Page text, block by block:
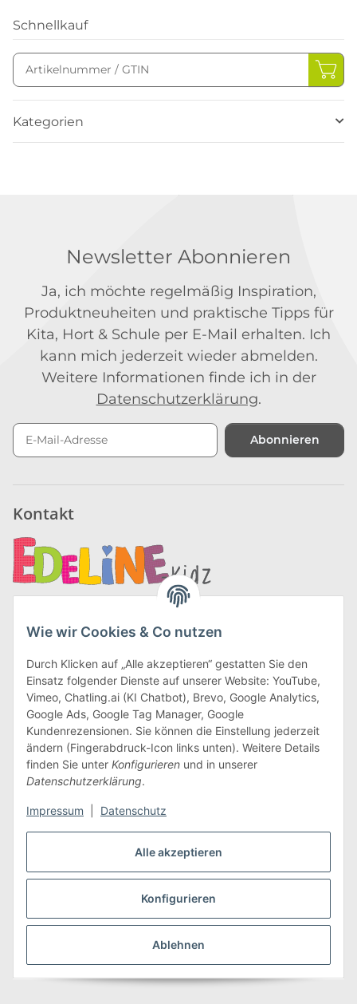
Alle akzeptieren
Konfigurieren
Ablehnen
Wie wir Cookies & Co nutzen
Durch Klicken auf „Alle akzeptieren“ gestatten Sie den
Einsatz folgender Dienste auf unserer Website: YouTube,
Vimeo, Chatling.ai (KI Chatbot), Brevo, Google Analytics,
Google Ads, Google Tag Manager, Google
Kundenrezensionen. Sie können die Einstellung jederzeit
ändern (Fingerabdruck-Icon links unten). Weitere Details
finden Sie unter Konfigurieren und in unserer
Datenschutzerklärung.
Impressum Datenschutz
Schnellkauf
Kategorien
Newsletter Abonnieren
Ja, ich möchte regelmäßig Inspiration,
Produktneuheiten und praktische Tipps für
Kita, Hort & Schule per E-Mail erhalten. Ich
kann mich jederzeit wieder abmelden.
Weitere Informationen finde ich in der
Datenschutzerklärung.
Abonnieren
Kontakt
Hauptstraße 215
Tel.: +49 (0) 37329 7388000
Fax: +49 (0) 37329 7388009
E-Mail:info@edeline-kidz.de
Mo. - Do.: 8:00 - 16:00 Uhr
Fr.: 8:00 - 14:00 Uhr
Zum Kontaktformular